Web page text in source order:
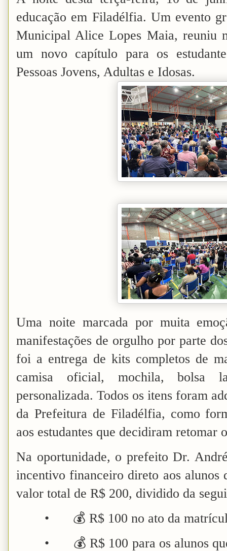
educação em Filadélfia. Um evento
Municipal Alice Lopes Maia, reuniu
um novo capítulo para os
Pessoas Jovens, Adultas e Idosas.
Uma noite marcada por muita
manifestações de orgulho por parte
foi a entrega de kits completos de
camisa oficial, mochila, bolsa
personalizada. Todos os itens foram
da Prefeitura de Filadélfia, como
aos estudantes que decidiram retomar
Na oportunidade, o prefeito Dr.
incentivo financeiro direto aos alunos
valor total de R$ 200, dividido da
•
💰 R$ 100 no ato da
•
💰 R$ 100 para os alunos